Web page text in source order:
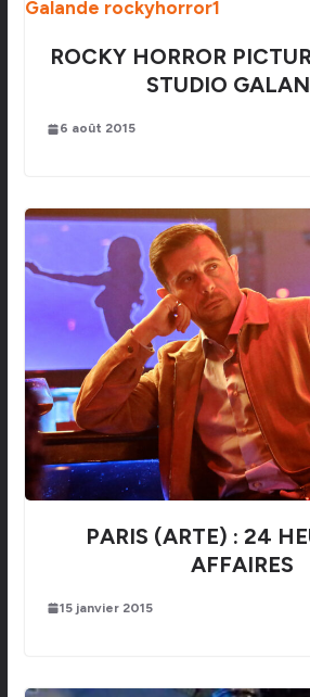
ROCKY HORROR
STUDIO
6 août 2015
PARIS (ARTE) : 24
AFFAIRES
15 janvier 2015